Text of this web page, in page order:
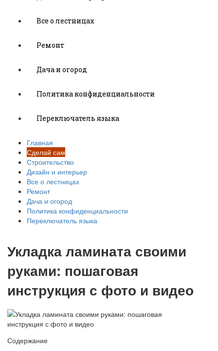
Все о лестницах
Ремонт
Дача и огород
Политика конфиденциальности
Переключатель языка
Главная
Сделай сам
Строительство
Дизайн и интерьер
Все о лестницах
Ремонт
Дача и огород
Политика конфиденциальности
Переключатель языка
Укладка ламината своими
руками: пошаговая
инструкция с фото и видео
Содержание